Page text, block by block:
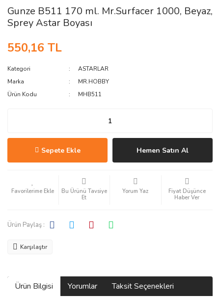
Gunze B511 170 ml. Mr.Surfacer 1000, Beyaz,
Sprey Astar Boyası
550,16 TL
Kategori
ASTARLAR
Marka
MR.HOBBY
Ürün Kodu
MHB511
Sepete Ekle Hemen Satın Al
Bu Ürünü Tavsiye
Et
Yorum Yaz
Fiyat Düşünce
Haber Ver
Ürün Paylaş :
Karşılaştır
Ürün Bilgisi Yorumlar Taksit Seçenekleri